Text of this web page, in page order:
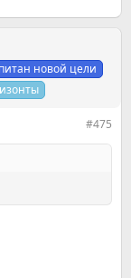
новой цели
#475